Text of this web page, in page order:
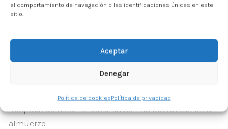
el comportamiento de navegación o las identificaciones únicas en este
sitio.
Aceptar
Denegar
Política de cookiesPolítica de privacidad
Al igual que el año pasado, este año hemos realizado
Alegre un
junto
Mecanizado del Liceo Politécnico Oteitza.
Después de hacer elauzolanhemos disfrutado deun
almuerzo.